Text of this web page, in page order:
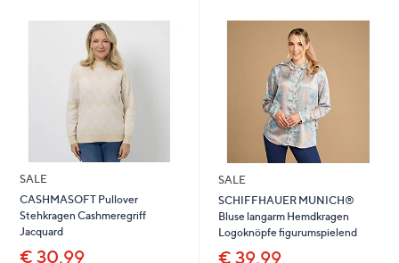
SALE
CASHMASOFT Pullover
Stehkragen Cashmeregriff
Jacquard
€ 30,99
SALE
SCHIFFHAUER MUNICH®
Bluse langarm Hemdkragen
Logoknöpfe figurumspielend
€ 39,99